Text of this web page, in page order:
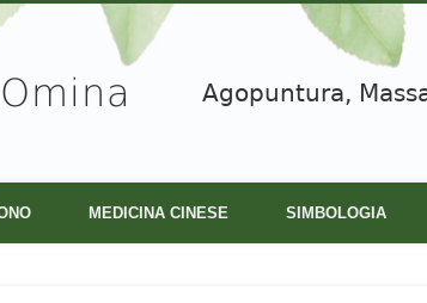
Agopuntura,
MEDICINA CINESE SIMBOLOGIA